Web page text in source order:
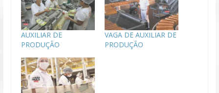
AUXILIAR DE
PRODUÇÃO
VAGA DE AUXILIAR DE
PRODUÇÃO